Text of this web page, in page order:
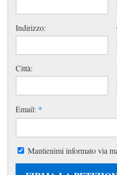
Indirizzo:
Città:
Email: *
Mantienimi informato via